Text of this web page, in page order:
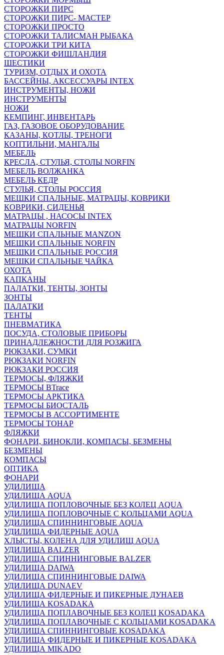
СТОРОЖКИ ПИРС
СТОРОЖКИ ПИРС- МАСТЕР
СТОРОЖКИ ПРОСТО
СТОРОЖКИ ТАЛИСМАН РЫБАКА
СТОРОЖКИ ТРИ КИТА
СТОРОЖКИ ФИШЛАНДИЯ
ШЕСТИКИ
ТУРИЗМ, ОТДЫХ И ОХОТА
БАССЕЙНЫ, АКСЕССУАРЫ INTEX
ИНСТРУМЕНТЫ, НОЖИ
ИНСТРУМЕНТЫ
НОЖИ
КЕМПИНГ, ИНВЕНТАРЬ
ГАЗ, ГАЗОВОЕ ОБОРУДОВАНИЕ
КАЗАНЫ, КОТЛЫ, ТРЕНОГИ
КОПТИЛЬНИ, МАНГАЛЫ
МЕБЕЛЬ
КРЕСЛА, СТУЛЬЯ, СТОЛЫ NORFIN
МЕБЕЛЬ ВОЛЖАНКА
МЕБЕЛЬ КЕДР
СТУЛЬЯ, СТОЛЫ РОССИЯ
МЕШКИ СПАЛЬНЫЕ, МАТРАЦЫ, КОВРИКИ
КОВРИКИ, СИДЕНЬЯ
МАТРАЦЫ , НАСОСЫ INTEX
МАТРАЦЫ NORFIN
МЕШКИ СПАЛЬНЫЕ MANZON
МЕШКИ СПАЛЬНЫЕ NORFIN
МЕШКИ СПАЛЬНЫЕ РОССИЯ
МЕШКИ СПАЛЬНЫЕ ЧАЙКА
ОХОТА
КАПКАНЫ
ПАЛАТКИ, ТЕНТЫ, ЗОНТЫ
ЗОНТЫ
ПАЛАТКИ
ТЕНТЫ
ПНЕВМАТИКА
ПОСУДА, СТОЛОВЫЕ ПРИБОРЫ
ПРИНАДЛЕЖНОСТИ ДЛЯ РОЗЖИГА
РЮКЗАКИ, СУМКИ
РЮКЗАКИ NORFIN
РЮКЗАКИ РОССИЯ
ТЕРМОСЫ, ФЛЯЖКИ
ТЕРМОСЫ BTrace
ТЕРМОСЫ АРКТИКА
ТЕРМОСЫ БИОСТАЛЬ
ТЕРМОСЫ В АССОРТИМЕНТЕ
ТЕРМОСЫ ТОНАР
ФЛЯЖКИ
ФОНАРИ, БИНОКЛИ, КОМПАСЫ, БЕЗМЕНЫ
БЕЗМЕНЫ
КОМПАСЫ
ОПТИКА
ФОНАРИ
УДИЛИЩА
УДИЛИЩА AQUA
УДИЛИЩА ПОПЛОВОЧНЫЕ БЕЗ КОЛЕЦ AQUA
УДИЛИЩА ПОПЛОВОЧНЫЕ С КОЛЬЦАМИ AQUA
УДИЛИЩА СПИННИНГОВЫЕ AQUA
УДИЛИЩА ФИДЕРНЫЕ AQUA
ХЛЫСТЫ, КОЛЕНА ДЛЯ УДИЛИЩ AQUA
УДИЛИЩА BALZER
УДИЛИЩА СПИННИНГОВЫЕ BALZER
УДИЛИЩА DAIWA
УДИЛИЩА СПИННИНГОВЫЕ DAIWA
УДИЛИЩА DUNAEV
УДИЛИЩА ФИДЕРНЫЕ И ПИКЕРНЫЕ ДУНАЕВ
УДИЛИЩА KOSADAKA
УДИЛИЩА ПОПЛАВОЧНЫЕ БЕЗ КОЛЕЦ KOSADAKA
УДИЛИЩА ПОПЛАВОЧНЫЕ С КОЛЬЦАМИ KOSADAKA
УДИЛИЩА СПИННИНГОВЫЕ KOSADAKA
УДИЛИЩА ФИДЕРНЫЕ И ПИКЕРНЫЕ KOSADAKA
УДИЛИЩА MIKADO